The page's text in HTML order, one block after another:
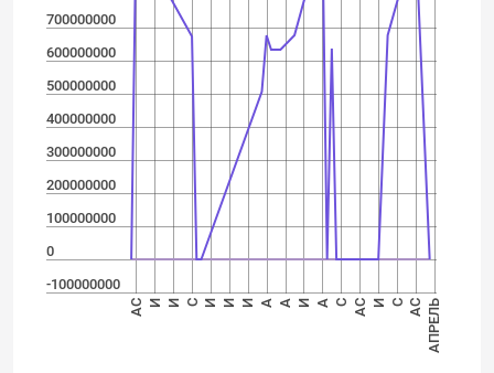
-100000000
0
100000000
200000000
300000000
400000000
500000000
600000000
700000000
АС И И С И И И А А И А С АС И С АС АПРЕЛЬ